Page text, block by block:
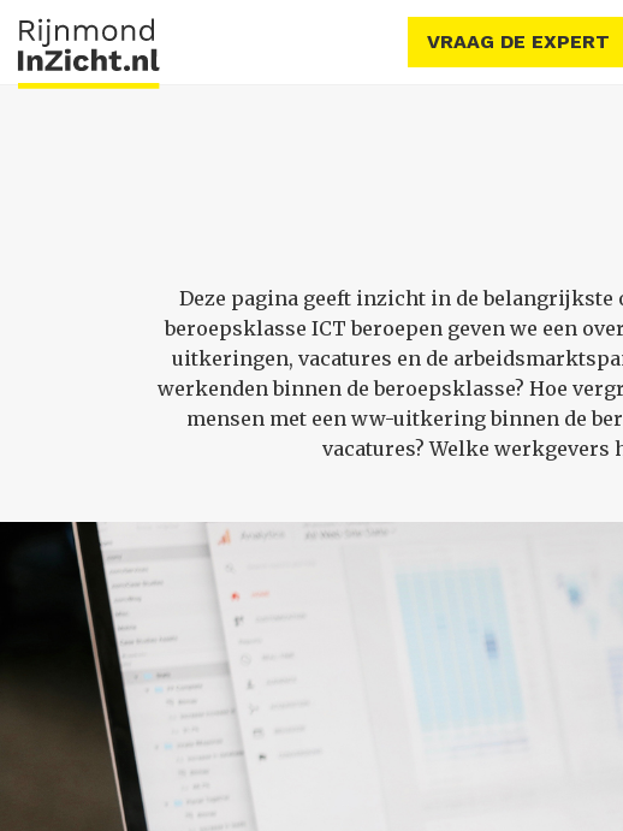
VRAAG DE EXPERT
Deze pagina geeft inzicht in de
beroepsklasse ICT beroepen geven we een
uitkeringen, vacatures en de
werkenden binnen de beroepsklasse? Hoe
mensen met een ww-uitkering binnen de
vacatures? Welke werkgevers